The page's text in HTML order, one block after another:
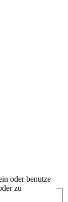
oder benutze
zu